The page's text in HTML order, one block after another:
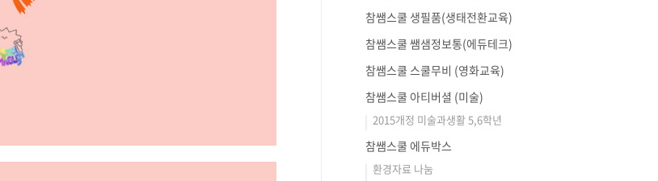
참쌤스쿨 생필품(생태전환교육)
참쌤스쿨 쌤샘정보통(에듀테크)
참쌤스쿨 스쿨무비 (영화교육)
참쌤스쿨 아티버셜 (미술)
2015개정 미술과생활 5,6학년
참쌤스쿨 에듀박스
환경자료 나눔